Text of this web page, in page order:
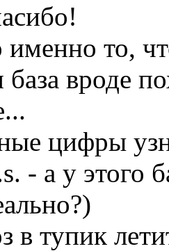
то,
вроде
цифры
- а у этого
в тупик